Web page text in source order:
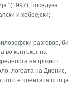
"(1997); поседува
и хебрејски;
разговор, би
во контекст на
на грчкиот
логоата на Дионис,
што е поентата што ја